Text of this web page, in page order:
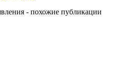
- похожие публикации